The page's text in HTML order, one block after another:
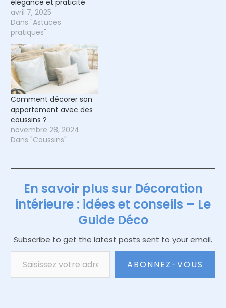
élégance et praticité
avril 7, 2025
Dans "Astuces
pratiques"
Comment décorer son
appartement avec des
coussins ?
novembre 28, 2024
Dans "Coussins"
En savoir plus sur Décoration
intérieure : idées et conseils – Le
Guide Déco
Subscribe to get the latest posts sent to your email.
Saisissez votre adresse e-mail…
ABONNEZ-VOUS